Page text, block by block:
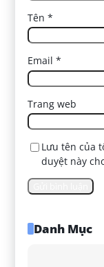
Tên*
Email*
Trang web
Lưu tên của
duyệt này
Danh Mục